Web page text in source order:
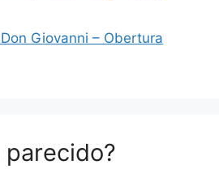
Giovanni – Obertura
parecido?